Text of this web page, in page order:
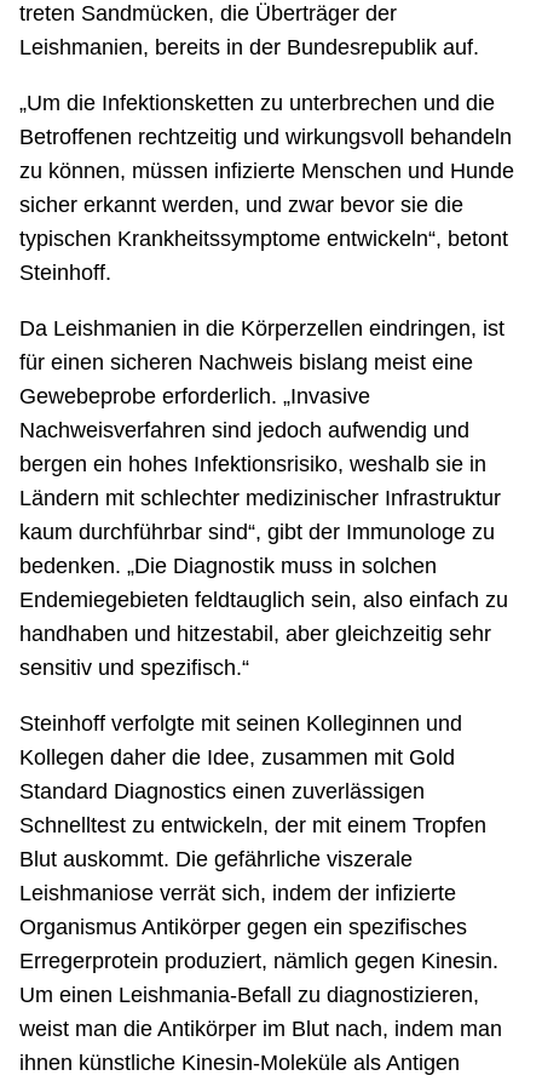
treten Sandmücken, die Überträger der
Leishmanien, bereits in der Bundesrepublik auf.
„Um die Infektionsketten zu unterbrechen und die
Betroffenen rechtzeitig und wirkungsvoll behandeln
zu können, müssen infizierte Menschen und Hunde
sicher erkannt werden, und zwar bevor sie die
typischen Krankheitssymptome entwickeln“, betont
Steinhoff.
Da Leishmanien in die Körperzellen eindringen, ist
für einen sicheren Nachweis bislang meist eine
Gewebeprobe erforderlich. „Invasive
Nachweisverfahren sind jedoch aufwendig und
bergen ein hohes Infektionsrisiko, weshalb sie in
Ländern mit schlechter medizinischer Infrastruktur
kaum durchführbar sind“, gibt der Immunologe zu
bedenken. „Die Diagnostik muss in solchen
Endemiegebieten feldtauglich sein, also einfach zu
handhaben und hitzestabil, aber gleichzeitig sehr
sensitiv und spezifisch.“
Steinhoff verfolgte mit seinen Kolleginnen und
Kollegen daher die Idee, zusammen mit Gold
Standard Diagnostics einen zuverlässigen
Schnelltest zu entwickeln, der mit einem Tropfen
Blut auskommt. Die gefährliche viszerale
Leishmaniose verrät sich, indem der infizierte
Organismus Antikörper gegen ein spezifisches
Erregerprotein produziert, nämlich gegen Kinesin.
Um einen Leishmania-Befall zu diagnostizieren,
weist man die Antikörper im Blut nach, indem man
ihnen künstliche Kinesin-Moleküle als Antigen